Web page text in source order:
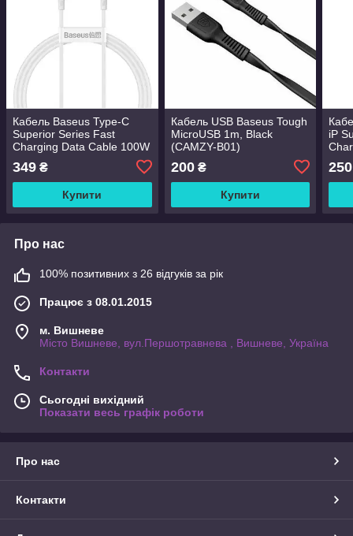
Кабель Baseus Type-C
Superior Series Fast
Charging Data Cable 100W
349 ₴
Купити
Кабель USB Baseus Tough
MicroUSB 1m, Black
(CAMZY-B01)
200₴
Купити
iP
250
Про нас
100% позитивних з 26 відгуків за рік
Працює з 08.01.2015
м. Вишневе
Місто Вишневе, вул.Першотравнева , Вишневе, Україна
Контакти
Сьогодні вихідний
Показати весь графік роботи
Про нас
Контакти